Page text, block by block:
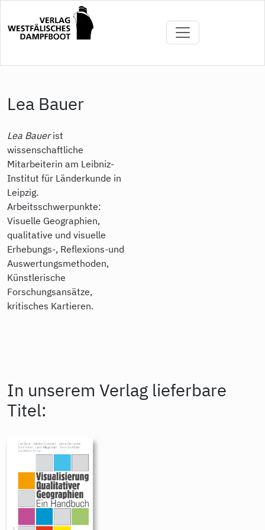
Inhalt
Lea Bauer
Lea Bauerist
wissenschaftliche
Mitarbeiterin am Leibniz-
Institut für Länderkunde in
Leipzig.
Arbeitsschwerpunkte:
Visuelle Geographien,
qualitative und visuelle
Erhebungs-, Reflexions-und
Auswertungsmethoden,
Künstlerische
Forschungsansätze,
kritisches Kartieren.
In unserem Verlag lieferbare
Titel: